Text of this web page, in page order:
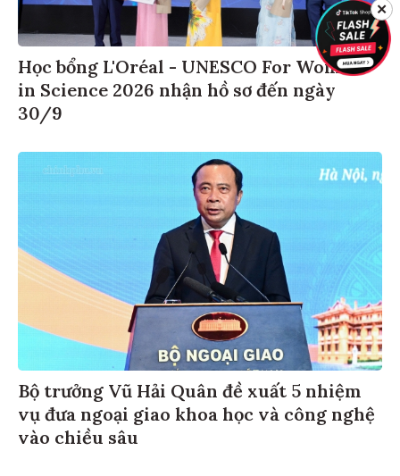
Học bổng L'Oréal - UNESCO For Women
in Science 2026 nhận hồ sơ đến ngày
30/9
Bộ trưởng Vũ Hải Quân đề xuất 5 nhiệm
vụ đưa ngoại giao khoa học và công nghệ
vào chiều sâu
✕